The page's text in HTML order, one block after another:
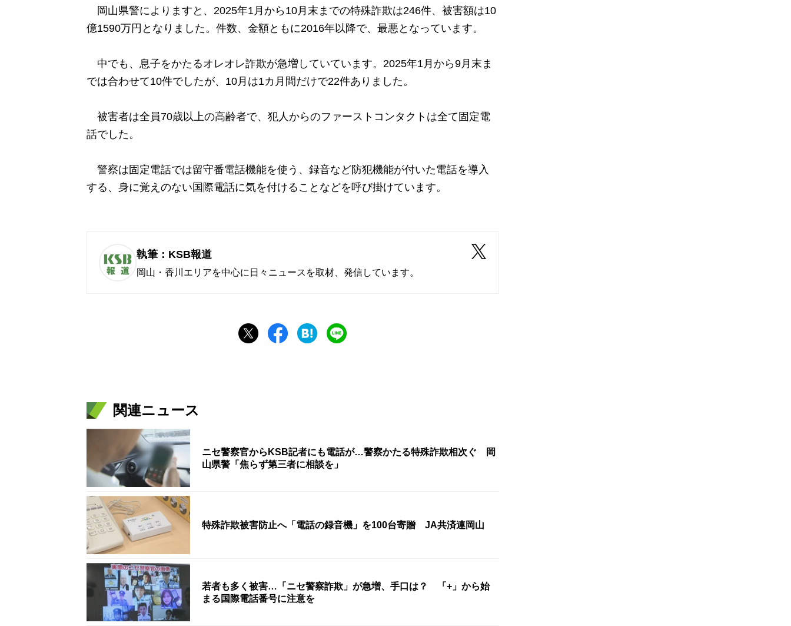
岡山県警によりますと、2025年1月から10月末までの特殊詐欺は246件、被害額は10
億1590万円となりました。件数、金額ともに2016年以降で、最悪となっています。
中でも、息子をかたるオレオレ詐欺が急増していています。2025年1月から9月末ま
では合わせて10件でしたが、10月は1カ月間だけで22件ありました。
被害者は全員70歳以上の高齢者で、犯人からのファーストコンタクトは全て固定電
話でした。
警察は固定電話では留守番電話機能を使う、録音など防犯機能が付いた電話を導入
する、身に覚えのない国際電話に気を付けることなどを呼び掛けています。
執筆：KSB報道
岡山・香川エリアを中心に日々ニュースを取材、発信しています。
関連ニュース
ニセ警察官からKSB記者にも電話が…警察かたる特殊詐欺相次ぐ 岡
山県警「焦らず第三者に相談を」
特殊詐欺被害防止へ「電話の録音機」を100台寄贈 JA共済連岡山
若者も多く被害…「ニセ警察詐欺」が急増、手口は？ 「+」から始
まる国際電話番号に注意を